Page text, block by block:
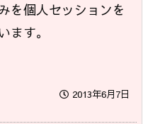
を個人セッションを
す。
2013年6月7日